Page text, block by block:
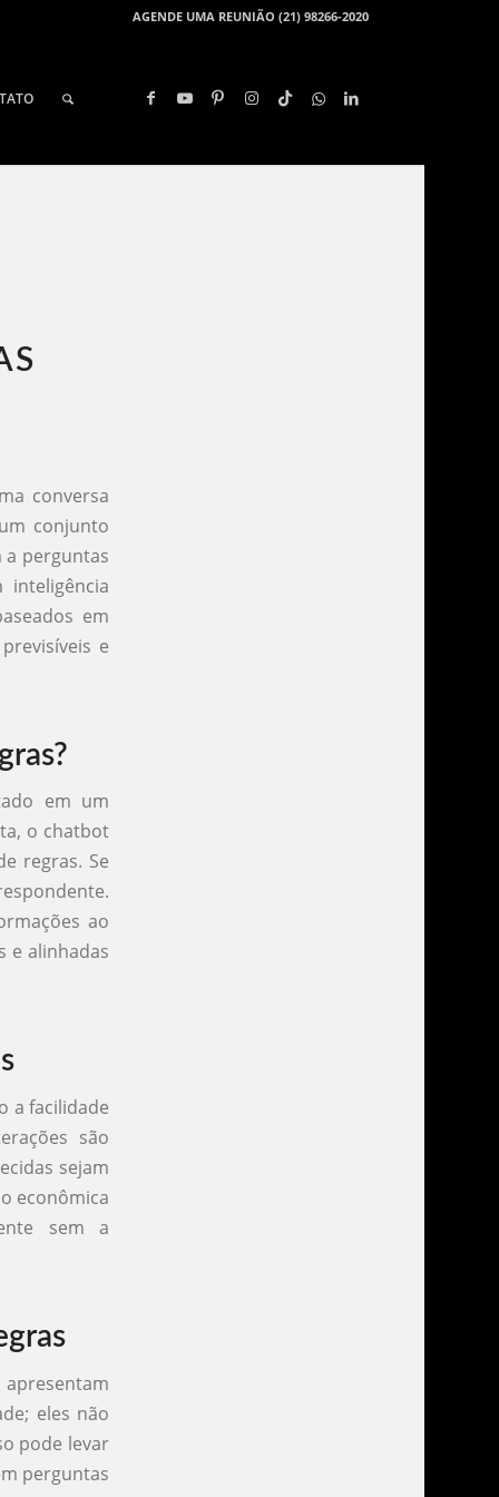
AGENDE UMA REUNIÃO (21) 98266-2020
conversa
conjunto
a perguntas
em
e
em um
o chatbot
regras. Se
ao
e alinhadas
a facilidade
são
sejam
econômica
sem a
eles não
pode levar
perguntas